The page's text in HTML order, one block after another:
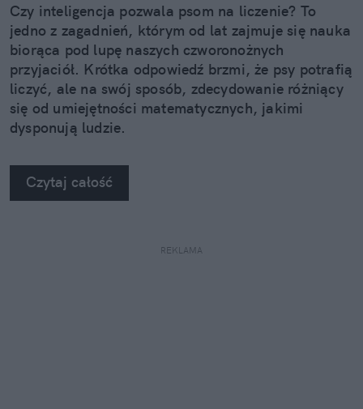
Czy inteligencja pozwala psom na liczenie? To
jedno z zagadnień, którym od lat zajmuje się nauka
biorąca pod lupę naszych czworonożnych
przyjaciół. Krótka odpowiedź brzmi, że psy potrafią
liczyć, ale na swój sposób, zdecydowanie różniący
się od umiejętności matematycznych, jakimi
dysponują ludzie.
Czytaj całość
REKLAMA